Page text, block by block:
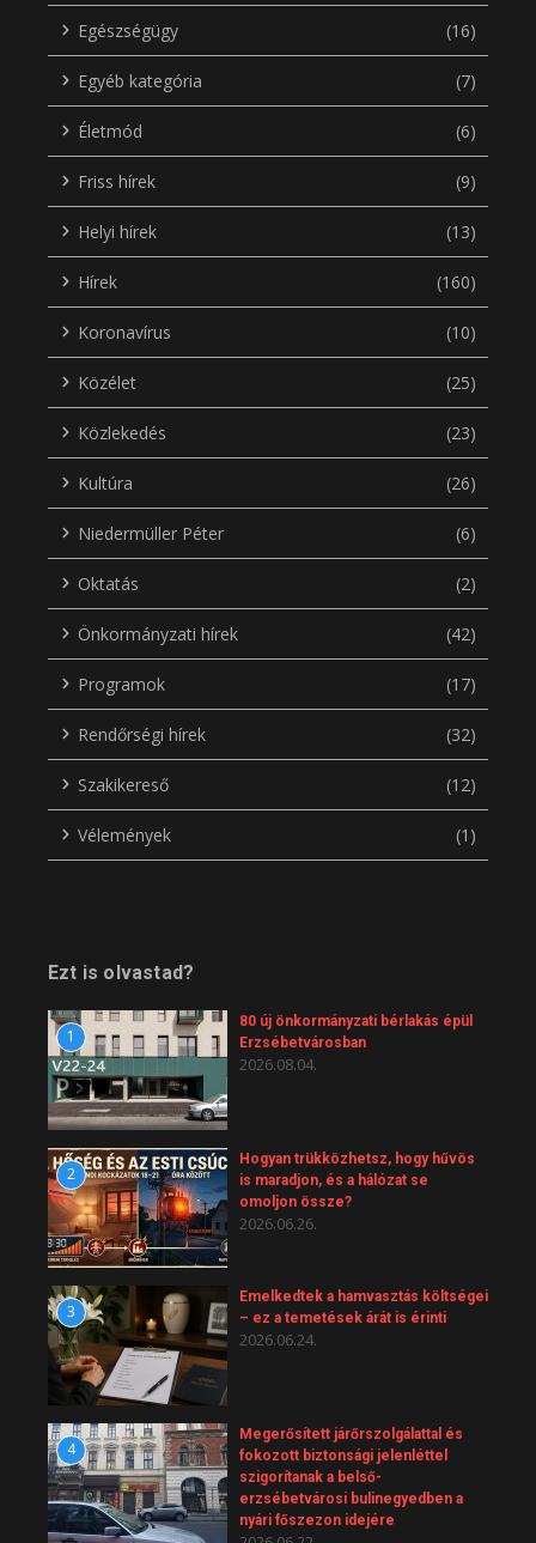
Egészségügy (16)
Egyéb kategória (7)
Életmód (6)
Friss hírek (9)
Helyi hírek (13)
Hírek (160)
Koronavírus (10)
Közélet (25)
Közlekedés (23)
Kultúra (26)
Niedermüller Péter (6)
Oktatás (2)
Önkormányzati hírek (42)
Programok (17)
Rendőrségi hírek (32)
Szakikereső (12)
Vélemények (1)
Ezt is olvastad?
1
80 új önkormányzati bérlakás épül
Erzsébetvárosban
2026.08.04.
2
Hogyan trükközhetsz, hogy hűvös
is maradjon, és a hálózat se
omoljon össze?
2026.06.26.
3
Emelkedtek a hamvasztás költségei
– ez a temetések árát is érinti
2026.06.24.
4
Megerősített járőrszolgálattal és
fokozott biztonsági jelenléttel
szigorítanak a belső-
erzsébetvárosi bulinegyedben a
nyári főszezon idejére